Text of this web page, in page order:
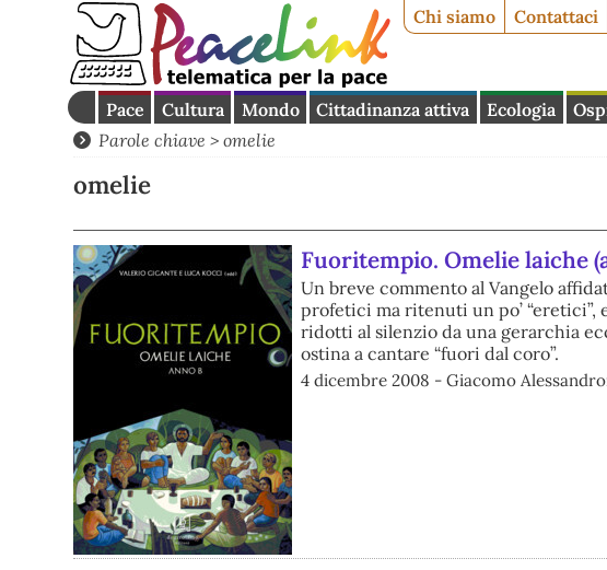
Chi siamo Contattaci
Pace Cultura Mondo Cittadinanza attiva Ecologia
Parole chiave > omelie
omelie
Fuoritempio. Omelie laiche
Un breve commento al Vangelo
profetici ma ritenuti un po’
ridotti al silenzio da una gerarchia
ostina a cantare “fuori dal coro”.
4 dicembre 2008 - Giacomo